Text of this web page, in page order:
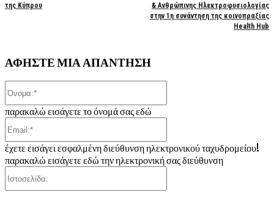
της Κύπρου
& Ανθρώπινης Ηλεκτροφυσιολογίας
στην 1η συνάντηση της κοινοπραξίας
Health Hub
ΑΦΗΣΤΕ ΜΙΑ ΑΠΑΝΤΗΣΗ
παρακαλώ εισάγετε το όνομά σας εδώ
έχετε εισάγει εσφαλμένη διεύθυνση ηλεκτρονικού ταχυδρομείου!
παρακαλώ εισάγετε εδώ την ηλεκτρονική σας διεύθυνση